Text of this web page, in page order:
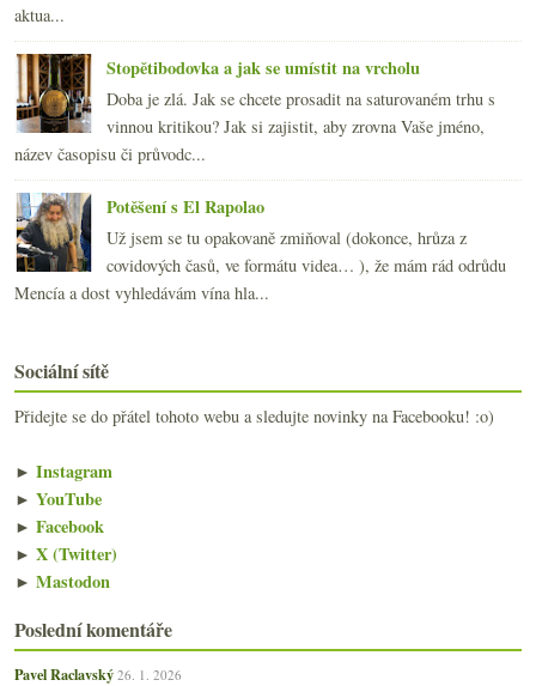
aktua...
Stopětibodovka a jak se umístit na vrcholu
Doba je zlá. Jak se chcete prosadit na saturovaném trhu s
vinnou kritikou? Jak si zajistit, aby zrovna Vaše jméno,
název časopisu či průvodc...
Potěšení s El Rapolao
Už jsem se tu opakovaně zmiňoval (dokonce, hrůza z
covidových časů, ve formátu videa… ), že mám rád odrůdu
Mencía a dost vyhledávám vína hla...
Sociální sítě
Přidejte se do přátel tohoto webu a sledujte novinky na Facebooku! :o)
► Instagram
► YouTube
► Facebook
► X (Twitter)
► Mastodon
Poslední komentáře
Pavel Raclavský 26. 1. 2026